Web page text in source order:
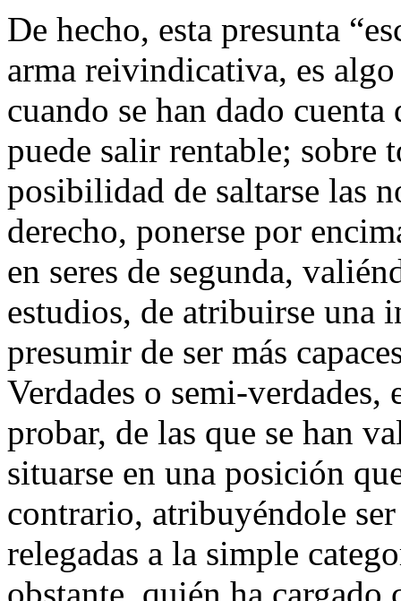
De hecho, esta presunta
arma reivindicativa, es
cuando se han dado
puede salir rentable; sobre
posibilidad de saltarse las
derecho, ponerse por
en seres de segunda,
estudios, de atribuirse una
presumir de ser más
Verdades o semi-
probar, de las que se han
situarse en una posición
contrario, atribuyéndole
relegadas a la simple
obstante, quién ha